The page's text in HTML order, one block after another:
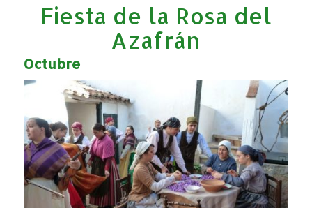
Fiesta de la Rosa del
Azafrán
Octubre